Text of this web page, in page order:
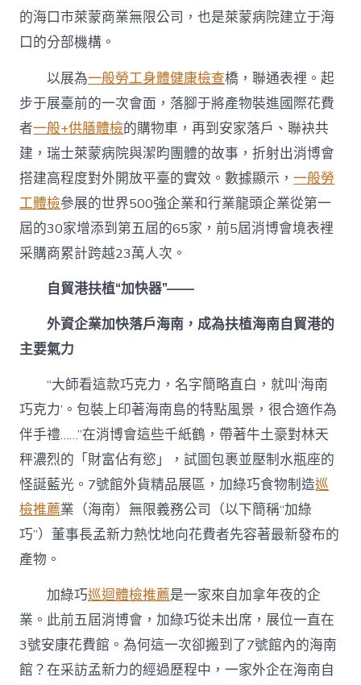
的海口市萊蒙商業無限公司，也是萊蒙病院建立于海
口的分部機構。
以展為一般勞工身體健康檢查橋，聯通表裡。起
步于展臺前的一次會面，落腳于將產物裝進國際花費
者一般+供膳體檢的購物車，再到安家落戶、聯袂共
建，瑞士萊蒙病院與潔昀團體的故事，折射出消博會
搭建高程度對外開放平臺的實效。數據顯示，一般勞
工體檢參展的世界500強企業和行業龍頭企業從第一
屆的30家增添到第五屆的65家，前5屆消博會境表裡
采購商累計跨越23萬人次。
自貿港扶植“加快器”——
外資企業加快落戶海南，成為扶植海南自貿港的
主要氣力
“大師看這款巧克力，名字簡略直白，就叫‘海南
巧克力’。包裝上印著海南島的特點風景，很合適作為
伴手禮……”在消博會這些千紙鶴，帶著牛土豪對林天
秤濃烈的「財富佔有慾」，試圖包裹並壓制水瓶座的
怪誕藍光。7號館外貨精品展區，加綠巧食物制造巡
檢推薦業（海南）無限義務公司（以下簡稱“加綠
巧”）董事長孟新力熱忱地向花費者先容著最新發布的
產物。
加綠巧巡迴體檢推薦是一家來自加拿年夜的企
業。此前五屆消博會，加綠巧從未出席，展位一直在
3號安康花費館。為何這一次卻搬到了7號館內的海南
館？在采訪孟新力的經過歷程中，一家外企在海南自